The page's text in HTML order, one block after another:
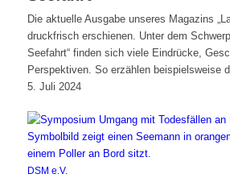
Die aktuelle Ausgabe unseres Magazins
druckfrisch erschienen. Unter dem
Seefahrt“ finden sich viele Eindrücke,
Perspektiven. So erzählen beispielsweise
5. Juli 2024
DSM e.V.